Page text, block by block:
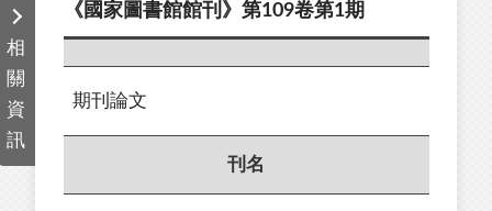
相
關
資
訊
《國家圖書館館刊》第109卷第1期
期刊論文
刊名